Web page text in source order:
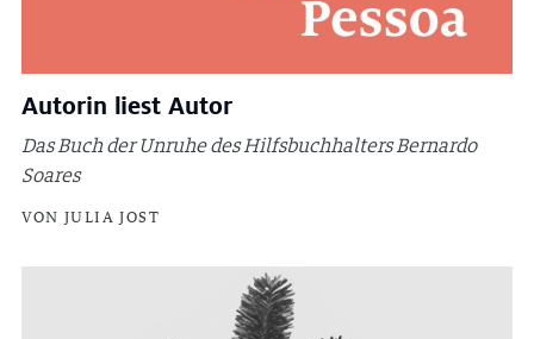
Autorin liest Autor
Das Buch der Unruhe des Hilfsbuchhalters Bernardo
Soares
VON JULIA JOST